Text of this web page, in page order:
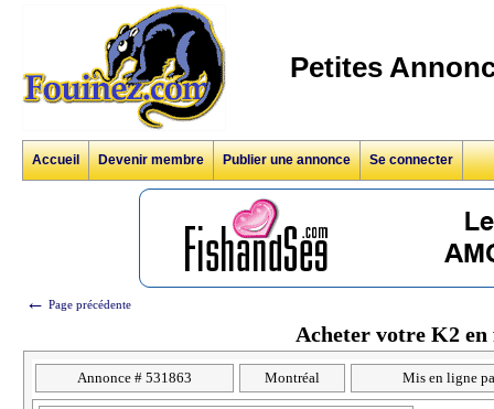
Petites
Accueil Devenir membre Publier une annonce Se connecter
← Page précédente
Acheter votre K2
Annonce # 531863 Montréal Mis en ligne